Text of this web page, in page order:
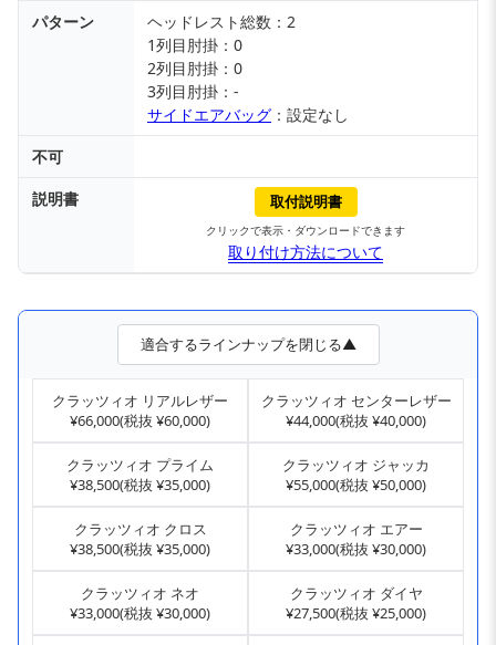
パターン
ヘッドレスト総数：2
1列目肘掛：0
2列目肘掛：0
3列目肘掛：-
サイドエアバッグ ：設定なし
不可
説明書
取付説明書
クリックで表示・ダウンロードできます
取り付け方法について
適合するラインナップを閉じる▲
クラッツィオ リアルレザー
¥66,000(税抜 ¥60,000)
クラッツィオ センターレザー
¥44,000(税抜 ¥40,000)
クラッツィオ プライム
¥38,500(税抜 ¥35,000)
クラッツィオ ジャッカ
¥55,000(税抜 ¥50,000)
クラッツィオ クロス
¥38,500(税抜 ¥35,000)
クラッツィオ エアー
¥33,000(税抜 ¥30,000)
クラッツィオ ネオ
¥33,000(税抜 ¥30,000)
クラッツィオ ダイヤ
¥27,500(税抜 ¥25,000)